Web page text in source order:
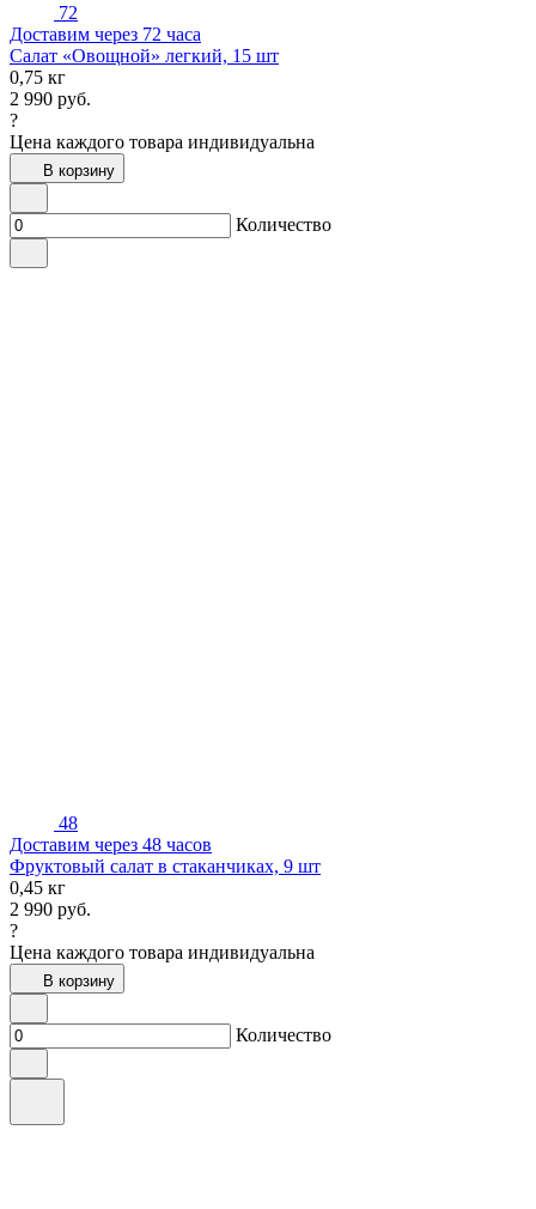
72
Доставим через 72 часа
Салат «Овощной» легкий, 15 шт
0,75 кг
2 990 руб.
?
Цена каждого товара индивидуальна
В корзину
Количество
48
Доставим через 48 часов
Фруктовый салат в стаканчиках, 9 шт
0,45 кг
2 990 руб.
?
Цена каждого товара индивидуальна
В корзину
Количество